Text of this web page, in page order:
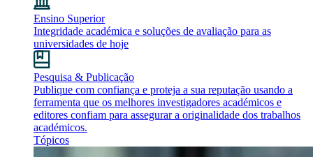
Ensino Superior
Integridade académica e soluções de avaliação para as
universidades de hoje
Pesquisa & Publicação
Publique com confiança e proteja a sua reputação usando a
ferramenta que os melhores investigadores académicos e
editores confiam para assegurar a originalidade dos trabalhos
académicos.
Tópicos